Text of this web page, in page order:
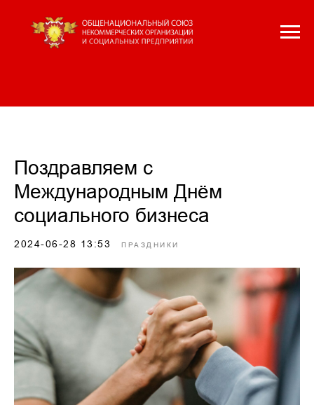
Поздравляем с
Международным Днём
социального бизнеса
2024-06-28 13:53 ПРАЗДНИКИ